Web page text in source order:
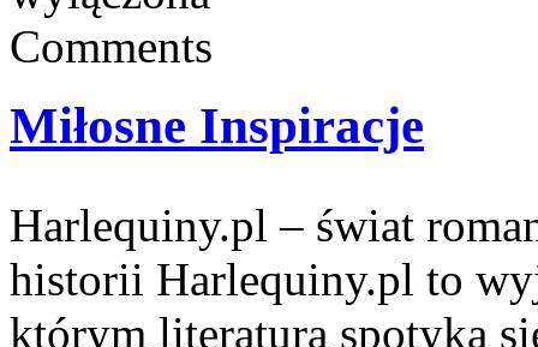
Comments
Miłosne Inspiracje
Harlequiny.pl – świat
historii Harlequiny.pl to
którym literatura spotyka